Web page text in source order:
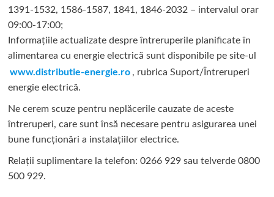
1391-1532, 1586-1587, 1841, 1846-2032 – intervalul orar
09:00-17:00;
Informațiile actualizate despre întreruperile planificate în
alimentarea cu energie electrică sunt disponibile pe site-ul
www.distributie-energie.ro , rubrica Suport/Întreruperi
energie electrică.
Ne cerem scuze pentru neplăcerile cauzate de aceste
întreruperi, care sunt însă necesare pentru asigurarea unei
bune funcționări a instalațiilor electrice.
Relații suplimentare la tel efon: 0266 929 sau telverde 0800
500 929.